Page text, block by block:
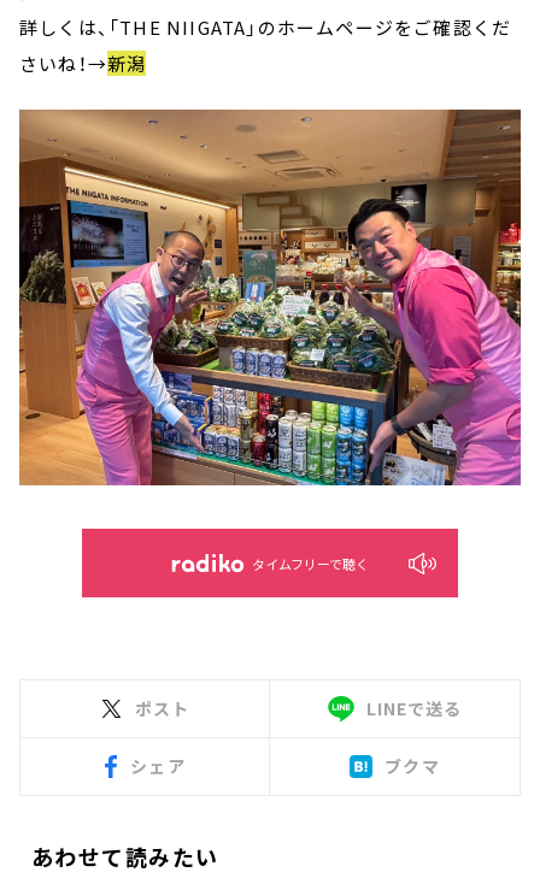
詳しくは、「THE NIIGATA」のホームページをご確認くだ
さいね！→新潟
タイムフリーで聴く
ポスト LINEで送る
シェア ブクマ
あわせて読みたい